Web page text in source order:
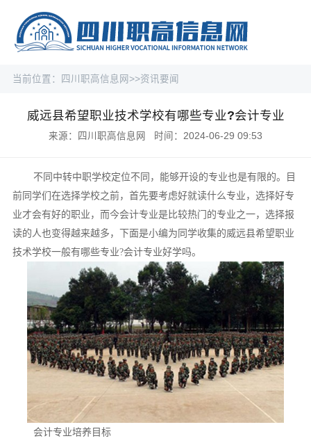
当前位置： 四川职高信息网 >>资讯要闻
威远县希望职业技术学校有哪些专业?会计专业
来源：四川职高信息网 时间：2024-06-29 09:53
不同中转中职学校定位不同，能够开设的专业也是有限的。目
前同学们在选择学校之前，首先要考虑好就读什么专业，选择好专
业才会有好的职业，而今会计专业是比较热门的专业之一，选择报
读的人也变得越来越多，下面是小编为同学收集的威远县希望职业
技术学校一般有哪些专业?会计专业好学吗。
会计专业培养目标